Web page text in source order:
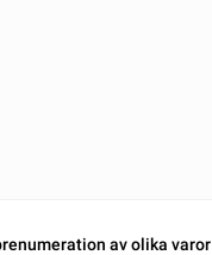
av olika varor